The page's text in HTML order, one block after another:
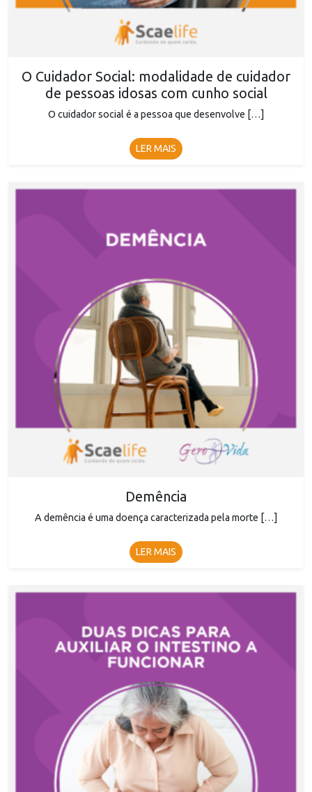
O Cuidador Social: modalidade de cuidador
de pessoas idosas com cunho social
O cuidador social é a pessoa que desenvolve […]
LER MAIS
Demência
A demência é uma doença caracterizada pela morte […]
LER MAIS